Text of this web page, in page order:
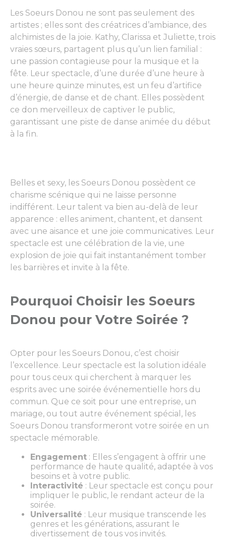
Les Soeurs Donou ne sont pas seulement des
artistes ; elles sont des créatrices d’ambiance, des
alchimistes de la joie. Kathy, Clarissa et Juliette, trois
vraies sœurs, partagent plus qu’un lien familial :
une passion contagieuse pour la musique et la
fête. Leur spectacle, d’une durée d’une heure à
une heure quinze minutes, est un feu d’artifice
d’énergie, de danse et de chant. Elles possèdent
ce don merveilleux de captiver le public,
garantissant une piste de danse animée du début
à la fin.
Belles et sexy, les Soeurs Donou possèdent ce
charisme scénique qui ne laisse personne
indifférent. Leur talent va bien au-delà de leur
apparence : elles animent, chantent, et dansent
avec une aisance et une joie communicatives. Leur
spectacle est une célébration de la vie, une
explosion de joie qui fait instantanément tomber
les barrières et invite à la fête.
Pourquoi Choisir les Soeurs
Donou pour Votre Soirée ?
Opter pour les Soeurs Donou, c’est choisir
l’excellence. Leur spectacle est la solution idéale
pour tous ceux qui cherchent à marquer les
esprits avec une soirée événementielle hors du
commun. Que ce soit pour une entreprise, un
mariage, ou tout autre événement spécial, les
Soeurs Donou transformeront votre soirée en un
spectacle mémorable.
Engagement : Elles s’engagent à offrir une
performance de haute qualité, adaptée à vos
besoins et à votre public.
Interactivité : Leur spectacle est conçu pour
impliquer le public, le rendant acteur de la
soirée.
Universalité : Leur musique transcende les
genres et les générations, assurant le
divertissement de tous vos invités.